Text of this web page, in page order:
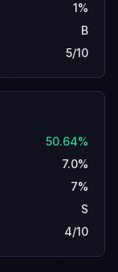
1%
B
5/10
50.64%
7.0%
7%
S
4/10